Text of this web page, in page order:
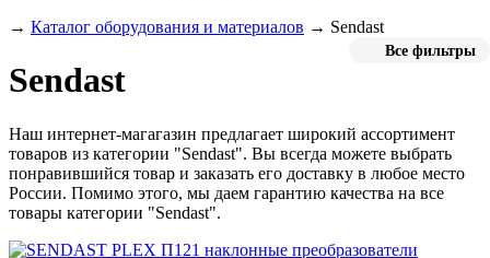
→ Каталог оборудования и материалов → Sendast
Все фильтры
Sendast
Наш интернет-магагазин предлагает широкий ассортимент
товаров из категории "Sendast". Вы всегда можете выбрать
понравившийся товар и заказать его доставку в любое место
России. Помимо этого, мы даем гарантию качества на все
товары категории "Sendast".